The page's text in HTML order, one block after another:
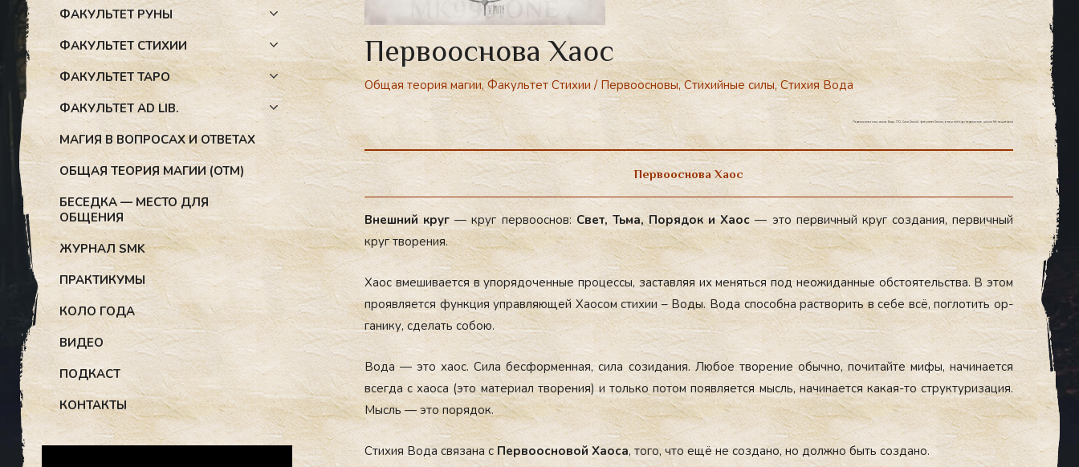
ФАКУЛЬТЕТ РУНЫ
ФАКУЛЬТЕТ СТИХИИ
ФАКУЛЬТЕТ ТАРО
ФАКУЛЬТЕТ AD LIB.
МАГИЯ В ВОПРОСАХ И ОТВЕТАХ
ОБЩАЯ ТЕОРИЯ МАГИИ (ОТМ)
БЕСЕДКА — МЕСТО ДЛЯ
ОБЩЕНИЯ
ЖУРНАЛ SMK
ПРАКТИКУМЫ
КОЛО ГОДА
ВИДЕО
ПОДКАСТ
КОНТАКТЫ
Первооснова Хаос
Общая теория магии,Факультет Стихии/Первоосновы,Стихийные силы,Стихия Вода
Первооснова хаос, стихия Вода, ПО, Сила Стихий, факультет Стихии, внешний круг первооснов, школа Меньшиковой
Первооснова Хаос
Внеш­ний круг — круг пер­во­ос­нов:Свет, Ть­ма, По­рядок и Ха­ос— это пер­вичный круг соз­да­ния, пер­вичный
круг тво­рения.
Ха­ос вме­шива­ет­ся в упо­рядо­чен­ные про­цес­сы, зас­тавляя их ме­нять­ся под не­ожи­дан­ные об­сто­ятель­ства. В этом
про­яв­ля­ет­ся фун­кция уп­равля­ющей Ха­осом сти­хии – Во­ды. Во­да спо­соб­на рас­тво­рить в се­бе всё, пог­ло­тить ор­
га­нику, сде­лать со­бою.
Во­да — это ха­ос. Си­ла бес­формен­ная, си­ла со­зида­ния. Лю­бое тво­рение обыч­но, по­читай­те ми­фы, на­чина­ет­ся
всег­да с ха­оса (это ма­тери­ал тво­рения) и толь­ко по­том по­яв­ля­ет­ся мысль, на­чина­ет­ся ка­кая-то струк­ту­риза­ция.
Мысль — это по­рядок.
Сти­хия Во­да свя­зана сПер­во­ос­но­вой Ха­оса, то­го, что ещё не соз­да­но, но дол­жно быть соз­да­но.